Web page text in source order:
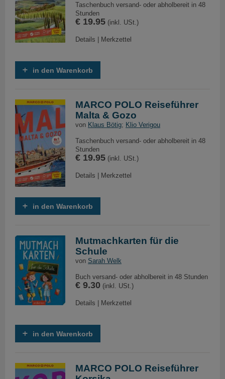
Taschenbuch versand- oder abholbereit in 48
Stunden
€ 19.95 (inkl. USt.)
Details Merkzettel
in den Warenkorb
MARCO POLO Reiseführer
Malta & Gozo
von Klaus Bötig; Klio Verigou
Taschenbuch versand- oder abholbereit in 48
Stunden
€ 19.95 (inkl. USt.)
Details Merkzettel
in den Warenkorb
Mutmachkarten für die
Schule
von Sarah Welk
Buch versand- oder abholbereit in 48 Stunden
€ 9.30 (inkl. USt.)
Details Merkzettel
in den Warenkorb
MARCO POLO Reiseführer